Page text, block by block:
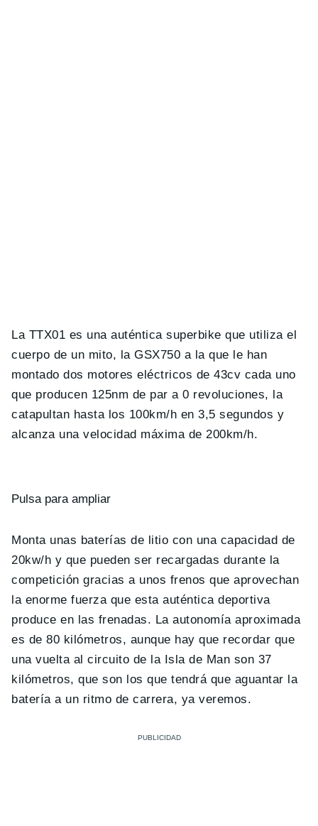
La TTX01 es una auténtica superbike que utiliza el
cuerpo de un mito, la GSX750 a la que le han
montado dos motores eléctricos de 43cv cada uno
que producen 125nm de par a 0 revoluciones, la
catapultan hasta los 100km/h en 3,5 segundos y
alcanza una velocidad máxima de 200km/h.
Pulsa para ampliar
Monta unas baterías de litio con una capacidad de
20kw/h y que pueden ser recargadas durante la
competición gracias a unos frenos que aprovechan
la enorme fuerza que esta auténtica deportiva
produce en las frenadas. La autonomía aproximada
es de 80 kilómetros, aunque hay que recordar que
una vuelta al circuito de la Isla de Man son 37
kilómetros, que son los que tendrá que aguantar la
batería a un ritmo de carrera, ya veremos.